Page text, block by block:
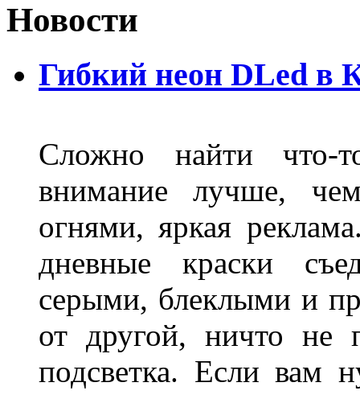
Новости
Гибкий неон DLed в
Сложно найти что-
внимание лучше,
огнями, яркая
дневные краски
серыми, блеклыми и
от другой, ничто не
подсветка. Если вам